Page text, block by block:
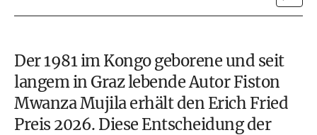
Der 1981 im Kongo geborene und seit
langem in Graz lebende Autor Fiston
Mwanza Mujila erhält den Erich Fried
Preis 2026. Diese Entscheidung der